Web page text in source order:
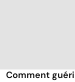
Comment